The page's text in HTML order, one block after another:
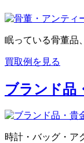
眠っている骨董品
買取例を見る
ブランド品
時計・バッグ・ア